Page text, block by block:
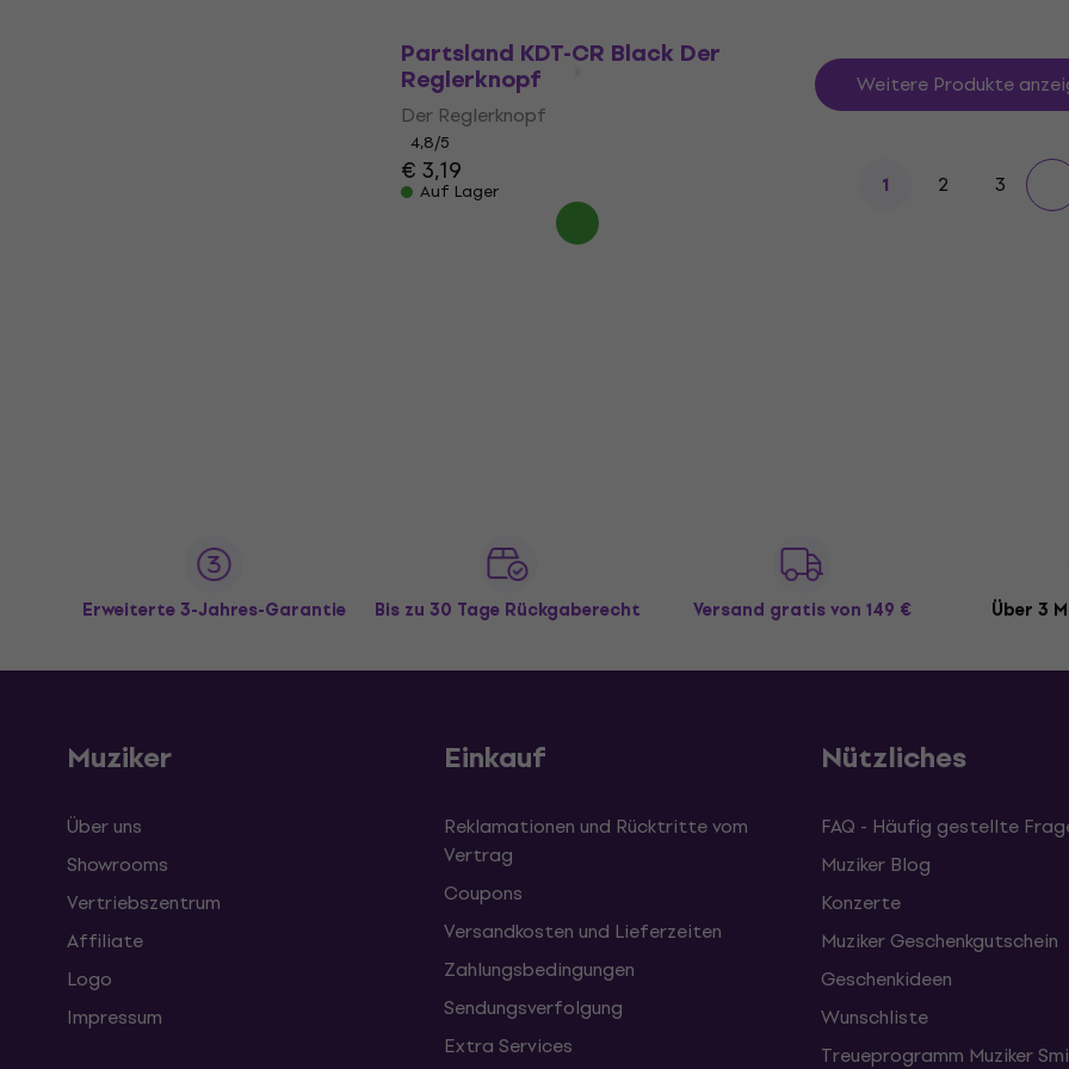
Partsland KDT-CR Black Der
Reglerknopf
Der Reglerknopf
4,8/5
€ 3,19
Auf Lager
Weitere Produkte
1 2 3
Erweiterte 3-Jahres-Garantie Bis zu 30 Tage Rückgaberecht Versand gratisvon 149 € Über 3
Muziker
Über uns
Showrooms
Vertriebszentrum
Affiliate
Logo
Impressum
Einkauf
Reklamationen und Rücktritte vom
Vertrag
Coupons
Versandkosten und Lieferzeiten
Zahlungsbedingungen
Sendungsverfolgung
Extra Services
Nützliches
FAQ - Häufig gestellte
Muziker Blog
Konzerte
Muziker Geschenkgutschein
Geschenkideen
Wunschliste
Treueprogramm Muziker